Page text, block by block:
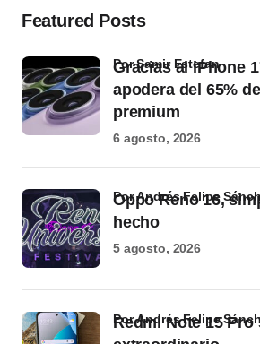
Featured Posts
Gracias al iPhone
apodera del 65%
premium
por Samir Estefan
6 agosto, 2026
Oppo Reno 16,
hecho
por Andrés Felipe
5 agosto, 2026
Redmi Note 15
por Andrés Felipe